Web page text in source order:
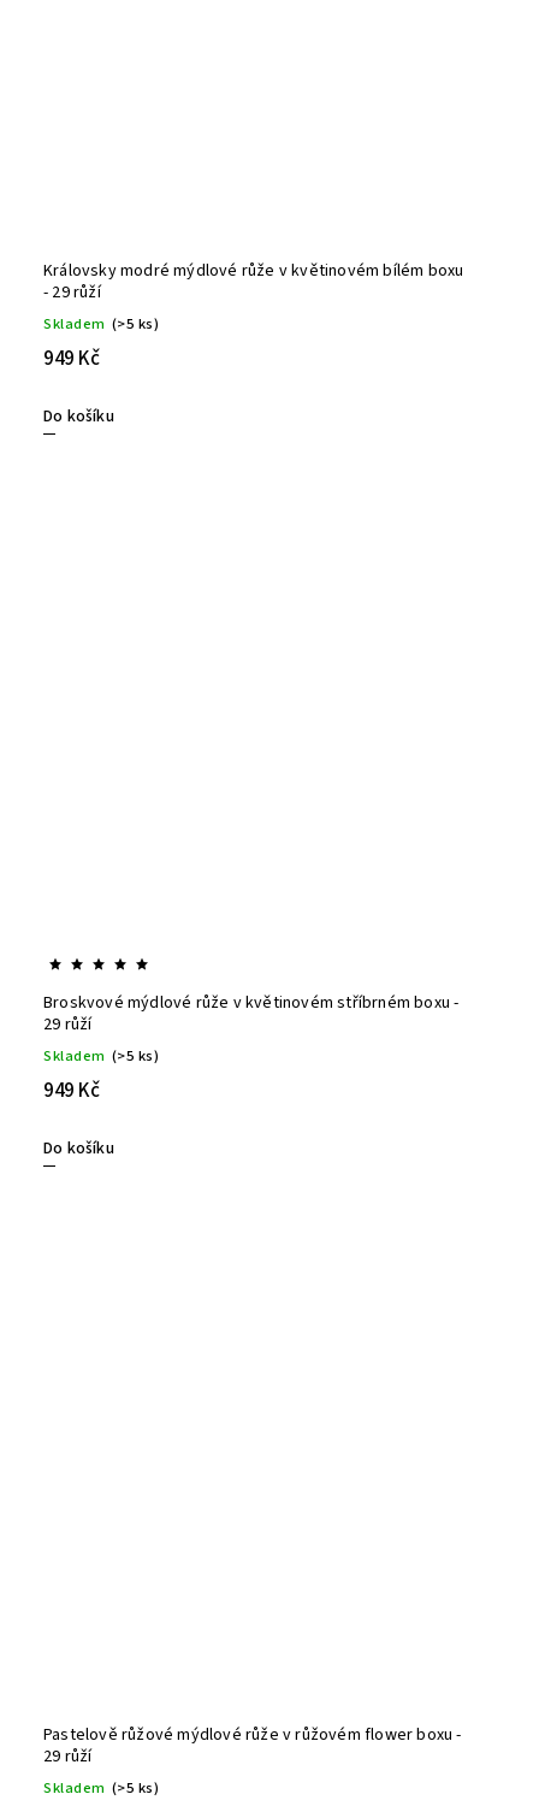
Královsky modré mýdlové růže v květinovém bílém boxu
- 29 růží
Skladem (>5 ks)
949 Kč
Do košíku
Broskvové mýdlové růže v květinovém stříbrném boxu -
29 růží
Skladem (>5 ks)
949 Kč
Do košíku
Pastelově růžové mýdlové růže v růžovém flower boxu -
29 růží
Skladem (>5 ks)